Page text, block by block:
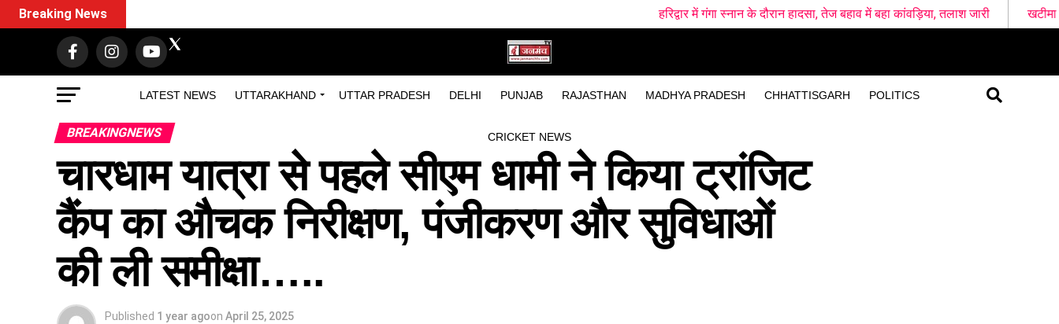
LATEST NEWS UTTARAKHAND UTTAR PRADESH DELHI PUNJAB RAJASTHAN MADHYA PRADESH CHHATTISGARH POLITICS
CRICKET NEWS
Breaking News हरिद्वार में गंगा स्नान के दौरान हादसा, तेज बहाव में बहा कांवड़िया, तलाश जारी खटीमा रेलवे स्टेशन के पास
BREAKINGNEWS
चारधाम यात्रा से पहले सीएम धामी ने किया ट्रांजिट
कैंप का औचक निरीक्षण, पंजीकरण और सुविधाओं
की ली समीक्षा…..
Published 1 year agoon April 25, 2025